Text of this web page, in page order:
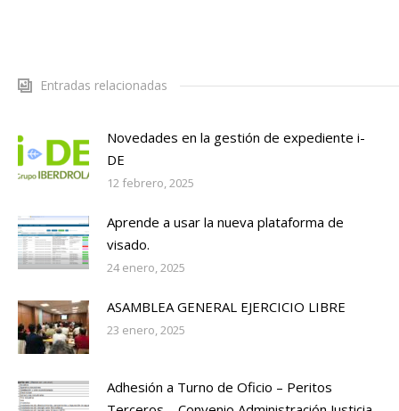
Entradas relacionadas
Novedades en la gestión de expediente i-
DE
12 febrero, 2025
Aprende a usar la nueva plataforma de
visado.
24 enero, 2025
ASAMBLEA GENERAL EJERCICIO LIBRE
23 enero, 2025
Adhesión a Turno de Oficio – Peritos